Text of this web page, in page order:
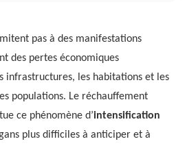
pas à des manifestations
des pertes économiques
infrastructures, les habitations et les
populations. Le réchauffement
ce phénomène d’intensification
plus difficiles à anticiper et à